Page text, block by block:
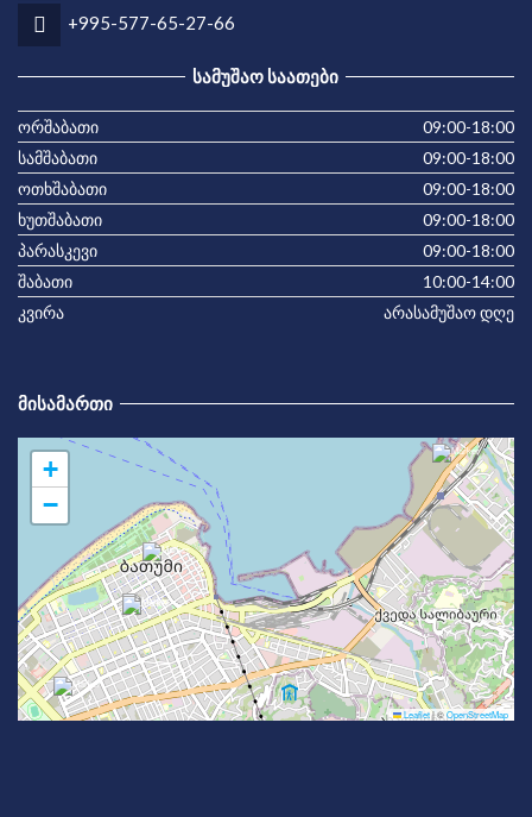
+995-577-65-27-66
ᲡᲐᲛᲣᲨᲐᲝ ᲡᲐᲐᲗᲔᲑᲘ
ორშაბათი
09:00-18:00
სამშაბათი
09:00-18:00
ოთხშაბათი
09:00-18:00
ხუთშაბათი
09:00-18:00
პარასკევი
09:00-18:00
შაბათი
10:00-14:00
კვირა
არასამუშაო დღე
ᲛᲘᲡᲐᲛᲐᲠᲗᲘ
+
−
Leaflet|©OpenStreetMap